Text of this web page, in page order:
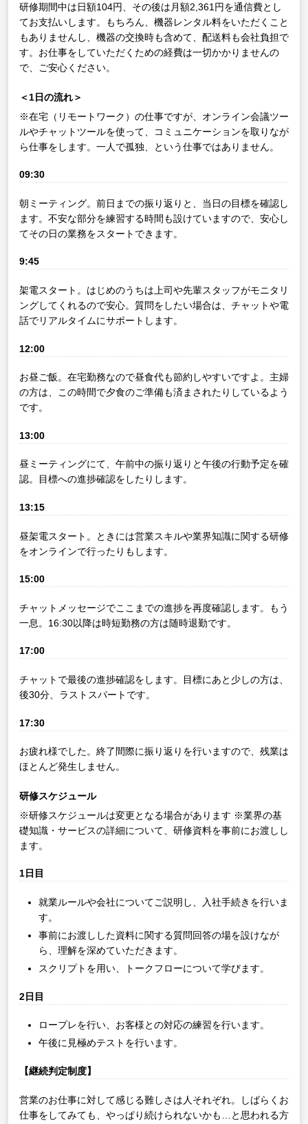
研修期間中は日額104円、その後は月額2,361円を通信費とし
てお支払いします。もちろん、機器レンタル料をいただくこと
もありませんし、機器の交換時も含めて、配送料も会社負担で
す。お仕事をしていただくための経費は一切かかりませんの
で、ご安心ください。
＜1日の流れ＞
※在宅（リモートワーク）の仕事ですが、オンライン会議ツー
ルやチャットツールを使って、コミュニケーションを取りなが
ら仕事をします。一人で孤独、という仕事ではありません。
09:30
朝ミーティング。前日までの振り返りと、当日の目標を確認し
ます。不安な部分を練習する時間も設けていますので、安心し
てその日の業務をスタートできます。
9:45
架電スタート。はじめのうちは上司や先輩スタッフがモニタリ
ングしてくれるので安心。質問をしたい場合は、チャットや電
話でリアルタイムにサポートします。
12:00
お昼ご飯。在宅勤務なので昼食代も節約しやすいですよ。主婦
の方は、この時間で夕食のご準備も済まされたりしているよう
です。
13:00
昼ミーティングにて、午前中の振り返りと午後の行動予定を確
認。目標への進捗確認をしたりします。
13:15
昼架電スタート。ときには営業スキルや業界知識に関する研修
をオンラインで行ったりもします。
15:00
チャットメッセージでここまでの進捗を再度確認します。もう
一息。16:30以降は時短勤務の方は随時退勤です。
17:00
チャットで最後の進捗確認をします。目標にあと少しの方は、
後30分、ラストスパートです。
17:30
お疲れ様でした。終了間際に振り返りを行いますので、残業は
ほとんど発生しません。
研修スケジュール
※研修スケジュールは変更となる場合があります ※業界の基
礎知識・サービスの詳細について、研修資料を事前にお渡しし
ます。
1日目
就業ルールや会社についてご説明し、入社手続きを行いま
す。
事前にお渡しした資料に関する質問回答の場を設けなが
ら、理解を深めていただきます。
スクリプトを用い、トークフローについて学びます。
2日目
ロープレを行い、お客様との対応の練習を行います。
午後に見極めテストを行います。
【継続判定制度】
営業のお仕事に対して感じる難しさは人それぞれ。しばらくお
仕事をしてみても、やっぱり続けられないかも…と思われる方